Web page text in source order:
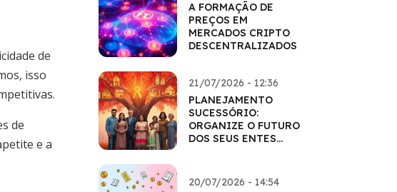
de
isso
de
e a
A FORMAÇÃO DE
PREÇOS EM
MERCADOS CRIPTO
DESCENTRALIZADOS
21/07/2026 - 12:36
PLANEJAMENTO
SUCESSÓRIO:
ORGANIZE O FUTURO
DOS SEUS ENTES
20/07/2026 - 14:54